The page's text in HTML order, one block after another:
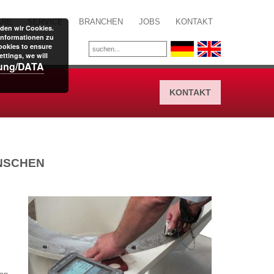
BRANCHEN JOBS KONTAKT
KONTAKT
wir Cookies.
zu
to ensure
we will
DATA